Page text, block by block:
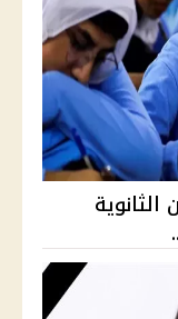
الثانوية